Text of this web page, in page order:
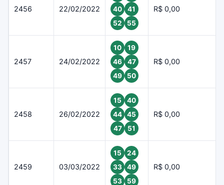
2456 22/02/2022
40
41
52
55
R$ 0,00
2457 24/02/2022
10
19
46
47
49
50
R$ 0,00
2458 26/02/2022
15
40
44
45
47
51
R$ 0,00
2459 03/03/2022
15
24
33
49
53
59
R$ 0,00